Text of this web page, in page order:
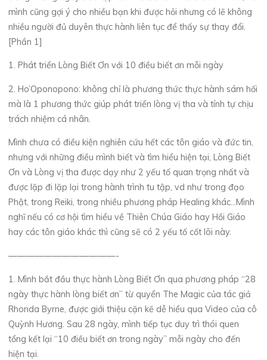
mình cũng gợi ý cho nhiều bạn khi được hỏi nhưng có lẽ không
nhiều người đủ duyên thực hành liên tục để thấy sự thay đổi.
[Phần 1]
1. Phát triển Lòng Biết Ơn với 10 điều biết ơn mỗi ngày
2. Ho’Oponopono: không chỉ là phương thức thực hành sám hối
mà là 1 phương thức giúp phát triển lòng vị tha và tính tự chịu
trách nhiệm cá nhân.
Mình chưa có điều kiện nghiên cứu hết các tôn giáo và đức tin,
nhưng với những điều mình biết và tìm hiểu hiện tại, Lòng Biết
Ơn và Lòng vị tha được dạy như 2 yếu tố quan trọng nhất và
được lặp đi lặp lại trong hành trình tu tập, vd như trong đạo
Phật, trong Reiki, trong nhiều phương pháp Healing khác…Mình
nghĩ nếu có cơ hội tìm hiểu về Thiên Chúa Giáo hay Hồi Giáo
hay các tôn giáo khác thì cũng sẽ có 2 yếu tố cốt lõi này.
————————————-
1. Mình bắt đầu thực hành Lòng Biết Ơn qua phương pháp “28
ngày thực hành lòng biết ơn” từ quyển The Magic của tác giả
Rhonda Byrne, được giới thiệu cặn kẽ dễ hiểu qua Video của cô
Quỳnh Hương. Sau 28 ngày, mình tiếp tục duy trì thói quen
tổng kết lại “10 điều biết ơn trong ngày” mỗi ngày cho đến
hiện tại.